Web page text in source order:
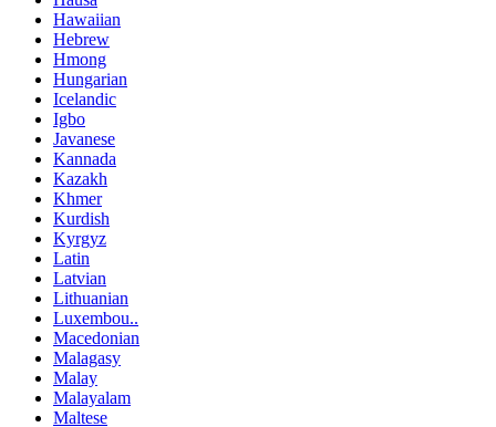
Hawaiian
Hebrew
Hmong
Hungarian
Icelandic
Igbo
Javanese
Kannada
Kazakh
Khmer
Kurdish
Kyrgyz
Latin
Latvian
Lithuanian
Luxembou..
Macedonian
Malagasy
Malay
Malayalam
Maltese